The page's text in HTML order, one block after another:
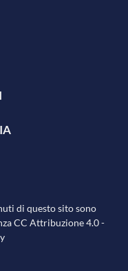
di questo sito sono
CC Attribuzione 4.0-